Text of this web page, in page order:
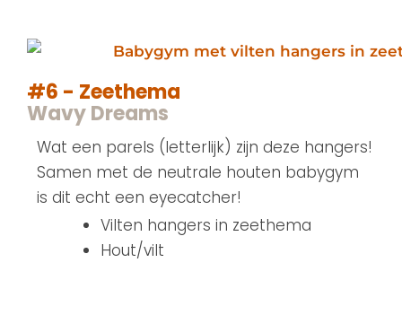
#6 - Zeethema
Wavy Dreams
Wat een parels (letterlijk) zijn deze hangers!
Samen met de neutrale houten babygym
is dit echt een eyecatcher!
Vilten hangers in zeethema
Hout/vilt